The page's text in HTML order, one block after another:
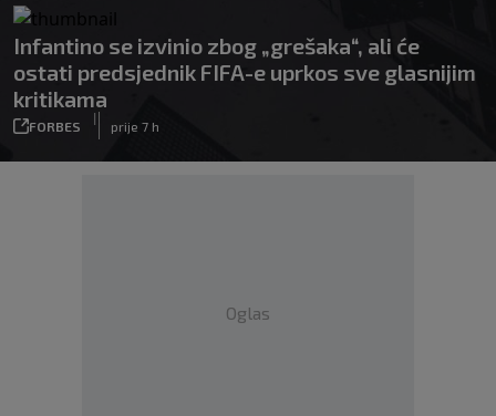
Infantino se izvinio zbog „grešaka“, ali će
ostati predsjednik FIFA-e uprkos sve glasnijim
kritikama
FORBES
|
prije 7 h
Oglas